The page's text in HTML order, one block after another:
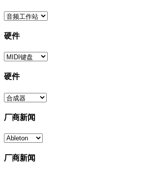
硬件
硬件
厂商新闻
厂商新闻